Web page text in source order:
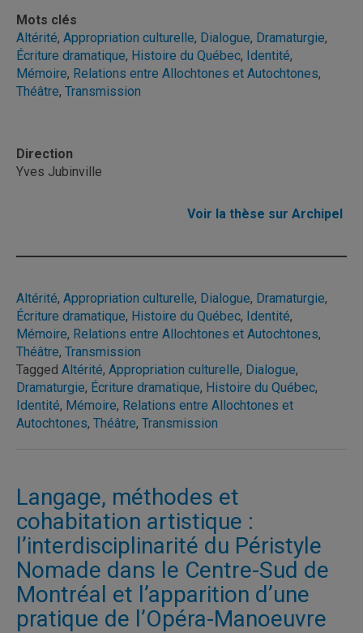
Mots clés
Altérité, Appropriation culturelle, Dialogue, Dramaturgie,
Écriture dramatique, Histoire du Québec, Identité,
Mémoire, Relations entre Allochtones et Autochtones,
Théâtre, Transmission
Direction
Yves Jubinville
Voir la thèse sur Archipel
Altérité, Appropriation culturelle, Dialogue, Dramaturgie
Écriture dramatique, Histoire du Québec, Identité
Mémoire, Relations entre Allochtones et Autochtones
Théâtre, Transmission
Tagged Altérité, Appropriation culturelle, Dialogue,
Dramaturgie, Écriture dramatique, Histoire du Québec,
Identité, Mémoire, Relations entre Allochtones et
Autochtones, Théâtre, Transmission
Langage, méthodes et
cohabitation artistique :
l’interdisciplinarité du Péristyle
Nomade dans le Centre-Sud de
Montréal et l’apparition d’une
pratique de l’Opéra-Manoeuvre